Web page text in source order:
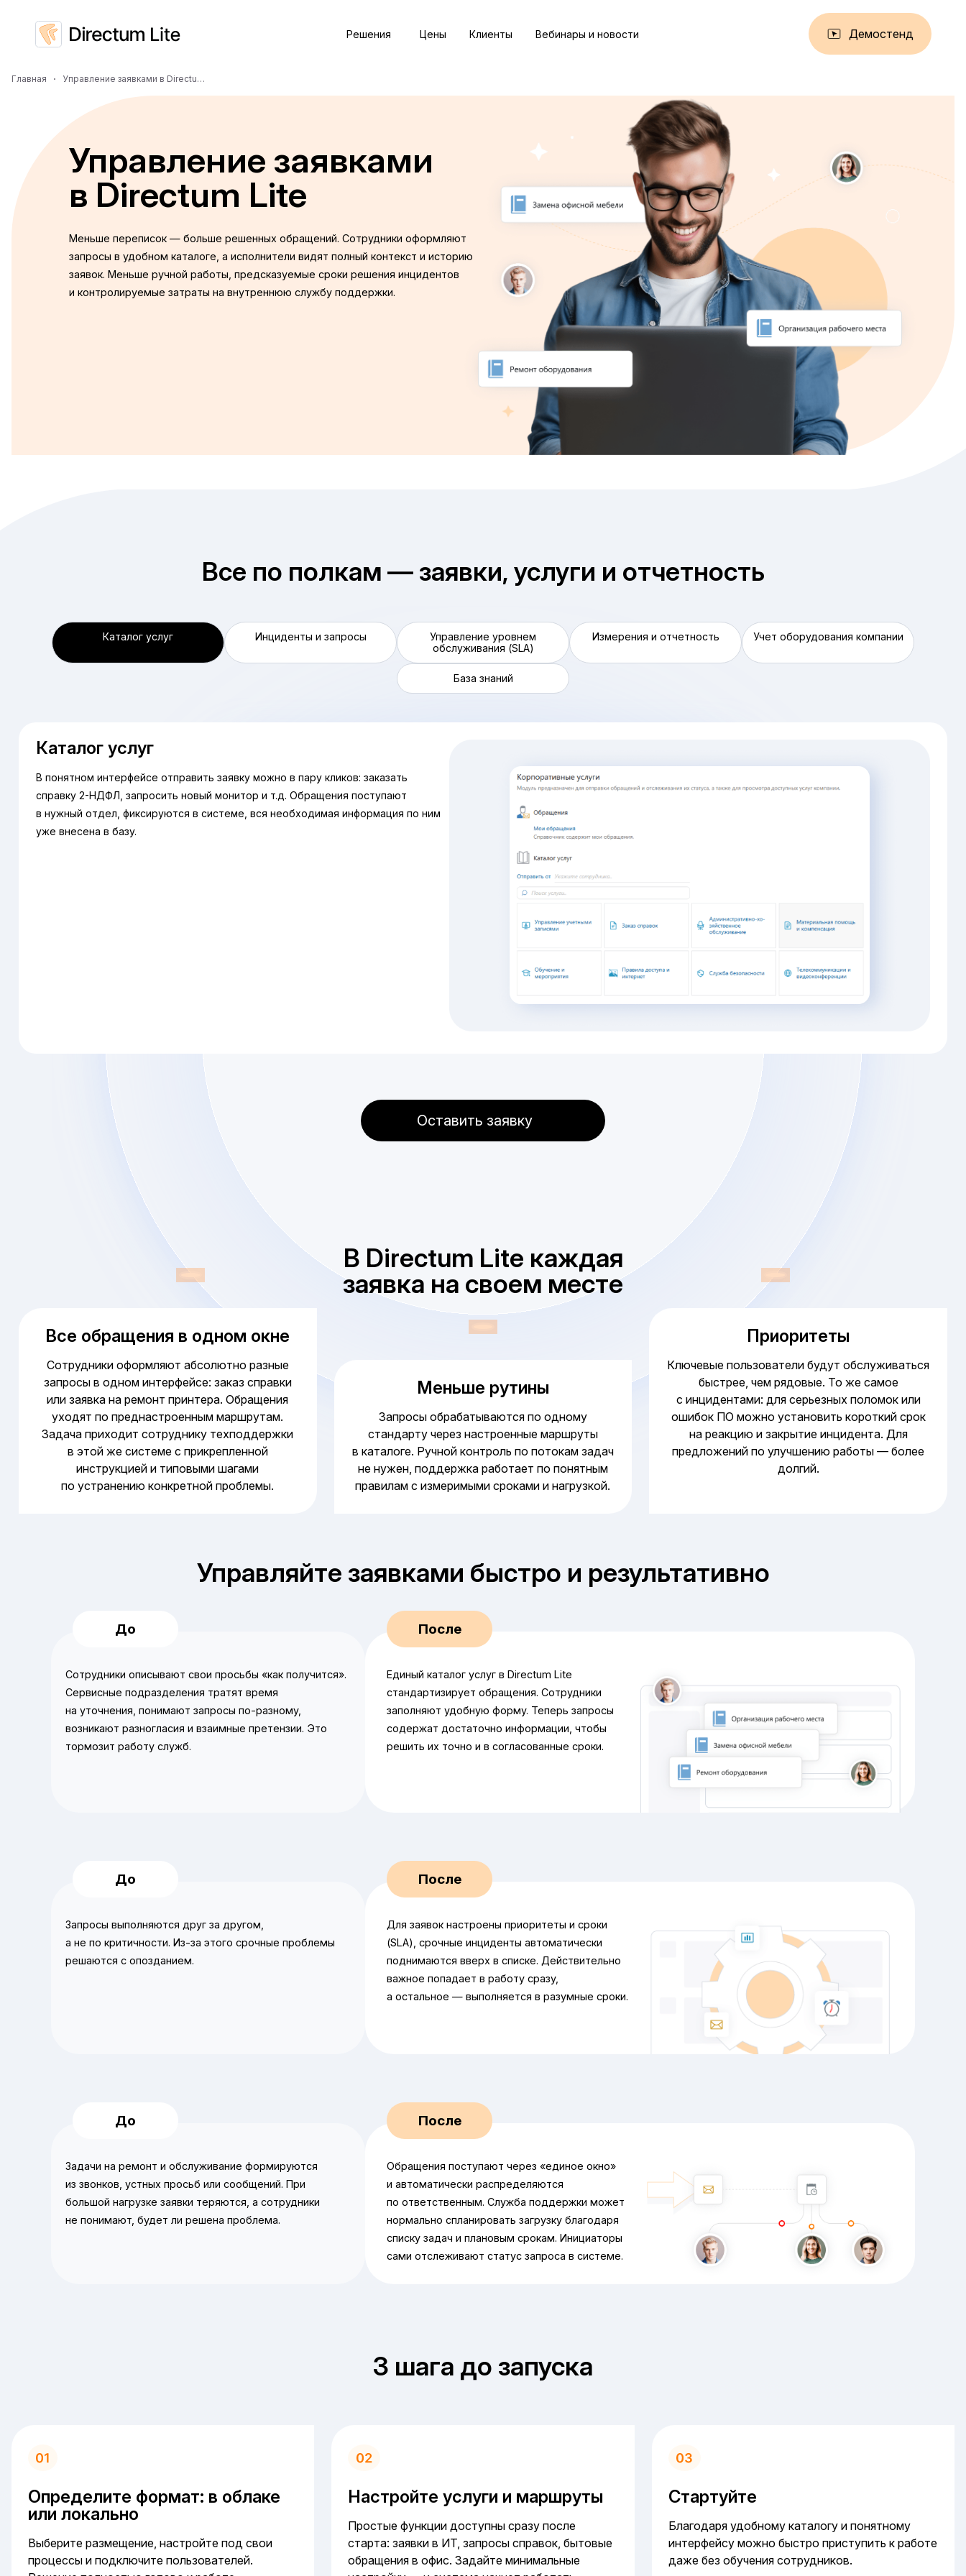
Решения Цены Клиенты Вебинары и новости Демостенд
Главная Управление заявками в Directum Lite
Управление заявками
в Directum Lite
Меньше переписок — больше решенных обращений. Сотрудники оформляют
запросы в удобном каталоге, а исполнители видят полный контекст и историю
заявок. Меньше ручной работы, предсказуемые сроки решения инцидентов
и контролируемые затраты на внутреннюю службу поддержки.
Все по полкам — заявки, услуги и отчетность
Каталог услуг Инциденты и запросы
Управление уровнем
обслуживания (SLA)
Измерения и отчетность Учет оборудования компании
База знаний
Каталог услуг
В понятном интерфейсе отправить заявку можно в пару кликов: заказать
справку 2-НДФЛ, запросить новый монитор и т.д. Обращения поступают
в нужный отдел, фиксируются в системе, вся необходимая информация по ним
уже внесена в базу.
Оставить заявку
В Directum Lite каждая
заявка на своем месте
Все обращения в одном окне
Сотрудники оформляют абсолютно разные
запросы в одном интерфейсе: заказ справки
или заявка на ремонт принтера. Обращения
уходят по преднастроенным маршрутам.
Задача приходит сотруднику техподдержки
в этой же системе с прикрепленной
инструкцией и типовыми шагами
по устранению конкретной проблемы.
Меньше рутины
Запросы обрабатываются по одному
стандарту через настроенные маршруты
в каталоге. Ручной контроль по потокам задач
не нужен, поддержка работает по понятным
правилам с измеримыми сроками и нагрузкой.
Приоритеты
Ключевые пользователи будут обслуживаться
быстрее, чем рядовые. То же самое
с инцидентами: для серьезных поломок или
ошибок ПО можно установить короткий срок
на реакцию и закрытие инцидента. Для
предложений по улучшению работы — более
долгий.
Управляйте заявками быстро и результативно
Сотрудники описывают свои просьбы «как получится».
Сервисные подразделения тратят время
на уточнения, понимают запросы по‑разному,
возникают разногласия и взаимные претензии. Это
тормозит работу служб.
Единый каталог услуг в Directum Lite
стандартизирует обращения. Сотрудники
заполняют удобную форму. Теперь запросы
содержат достаточно информации, чтобы
решить их точно и в согласованные сроки.
Запросы выполняются друг за другом,
а не по критичности. Из‑за этого срочные проблемы
решаются с опозданием.
Для заявок настроены приоритеты и сроки
(SLA), срочные инциденты автоматически
поднимаются вверх в списке. Действительно
важное попадает в работу сразу,
а остальное — выполняется в разумные сроки.
Задачи на ремонт и обслуживание формируются
из звонков, устных просьб или сообщений. При
большой нагрузке заявки теряются, а сотрудники
не понимают, будет ли решена проблема.
Обращения поступают через «единое окно»
и автоматически распределяются
по ответственным. Служба поддержки может
нормально спланировать загрузку благодаря
списку задач и плановым срокам. Инициаторы
сами отслеживают статус запроса в системе.
3 шага до запуска
Определите формат: в облаке
или локально
Выберите размещение, настройте под свои
процессы и подключите пользователей.
Настройте услуги и маршруты
Простые функции доступны сразу после
старта: заявки в ИТ, запросы справок, бытовые
обращения в офис. Задайте минимальные
Стартуйте
Благодаря удобному каталогу и понятному
интерфейсу можно быстро приступить к работе
даже без обучения сотрудников.